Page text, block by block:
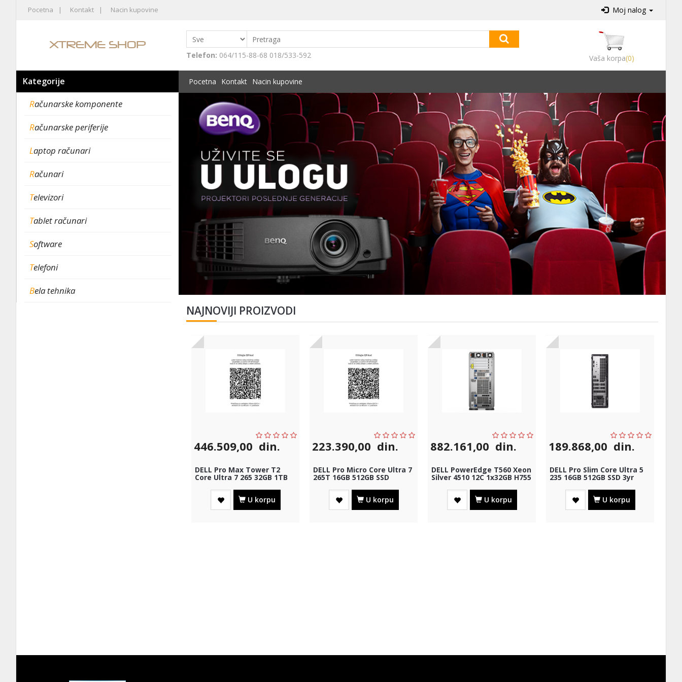
Pocetna Kontakt Nacin kupovine Moj nalog
Telefon: 064/115-88-68 018/533-592 Vaša korpa(0)
Kategorije
Računarske komponente
Računarske periferije
Laptop računari
Računari
Televizori
Tablet računari
Software
Telefoni
Bela tehnika
Pocetna Kontakt Nacin kupovine
NAJNOVIJI PROIZVODI
446.509,00 din.
DELL Pro Max Tower T2
Core Ultra 7 265 32GB 1TB
U korpu
223.390,00 din.
DELL Pro Micro Core Ultra 7
265T 16GB 512GB SSD
U korpu
882.161,00 din.
DELL PowerEdge T560 Xeon
Silver 4510 12C 1x32GB H755
U korpu
189.868,00 din.
DELL Pro Slim Core Ultra 5
235 16GB 512GB SSD 3yr
U korpu